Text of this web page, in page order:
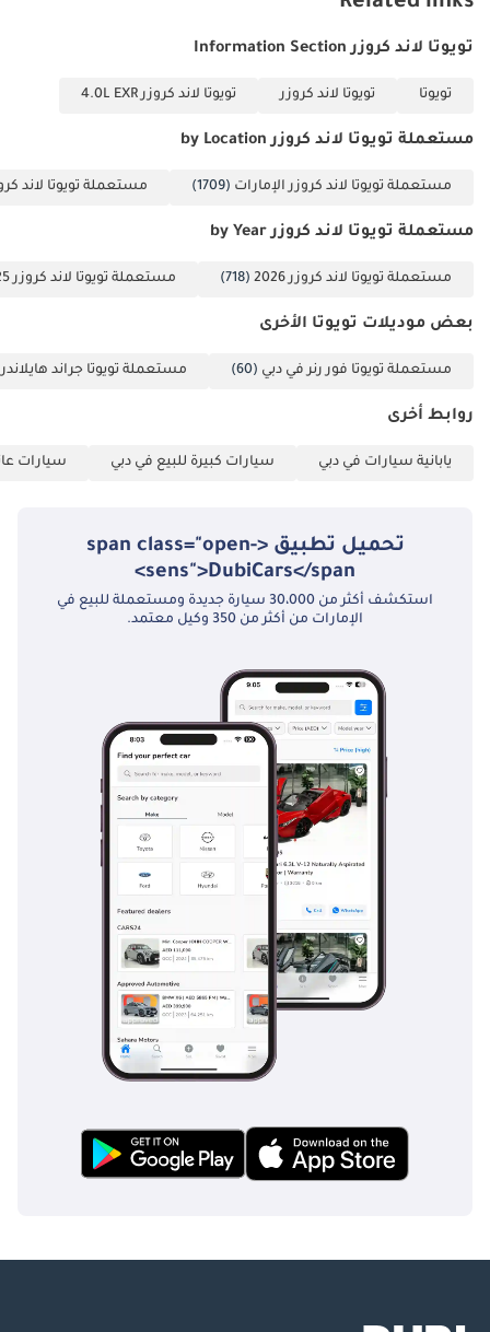
تويوتا لاند كروزر Information Section
تويوتا تويوتا لاند كروزر تويوتا لاند كروزر 4.0L EXR
مستعملة تويوتا لاند كروزر by Location
مستعملة تويوتا لاند كروزر الإمارات (1709) مستعملة تويوتا لاند
مستعملة تويوتا لاند كروزر by Year
مستعملة تويوتا لاند كروزر 2026 (718) مستعملة تويوتا لاند كروزر 2025
بعض موديلات تويوتا الأخرى
مستعملة تويوتا فور رنر في دبي (60) مستعملة تويوتا جراند
روابط أخرى
يابانية سيارات في دبي سيارات كبيرة للبيع في دبي سيارات
تحميل تطبيق <span class="open-
sens">DubiCars</span>
استكشف أكثر من 30،000 سيارة جديدة ومستعملة للبيع في
الإمارات من أكثر من 350 وكيل معتمد.